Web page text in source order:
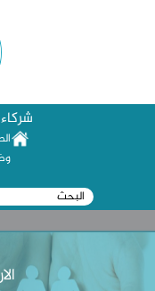
استمارة البحث
‏بحث ‏